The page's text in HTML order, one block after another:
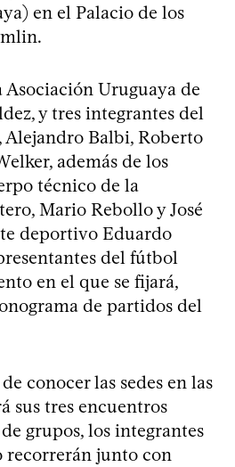
en el Palacio de los
Uruguaya de
y tres integrantes del
Alejandro Balbi, Roberto
además de los
técnico de la
Mario Rebollo y José
deportivo Eduardo
del fútbol
en el que se fijará,
de partidos del
conocer las sedes en las
sus tres encuentros
grupos, los integrantes
recorrerán junto con